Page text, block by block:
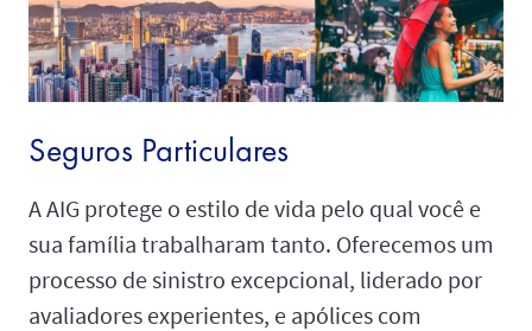
Seguros Particulares
A AIG protege o estilo de vida pelo qual você e
sua família trabalharam tanto. Oferecemos um
processo de sinistro excepcional, liderado por
avaliadores experientes, e apólices com